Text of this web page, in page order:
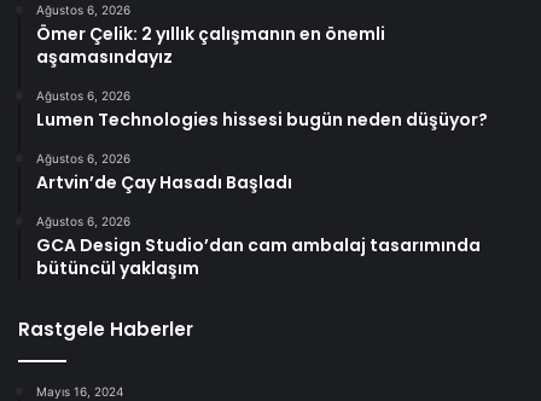
Ağustos 6, 2026
Ömer Çelik: 2 yıllık çalışmanın en önemli
aşamasındayız
Ağustos 6, 2026
Lumen Technologies hissesi bugün neden düşüyor?
Ağustos 6, 2026
Artvin’de Çay Hasadı Başladı
Ağustos 6, 2026
GCA Design Studio’dan cam ambalaj tasarımında
bütüncül yaklaşım
Rastgele Haberler
Mayıs 16, 2024